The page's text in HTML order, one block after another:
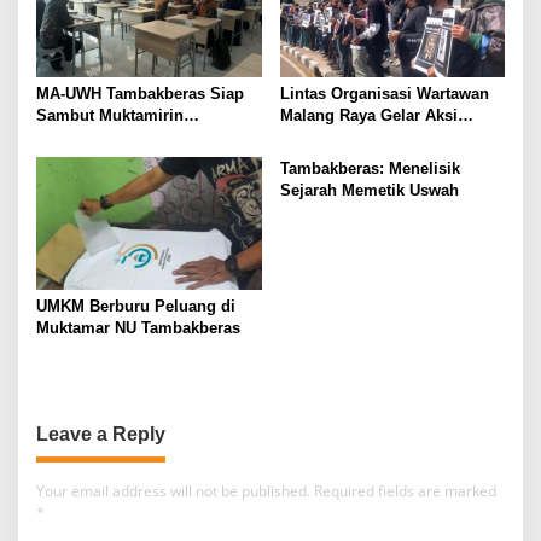
MA-UWH Tambakberas Siap
Sambut Muktamirin
Lintas Organisasi Wartawan
Malang Raya Gelar Aksi
Ireng”
UMKM Berburu Peluang di
Muktamar NU Tambakberas
Tambakberas: Menelisik
Sejarah Memetik Uswah
Leave a Reply
Your email address will not be published. Required fields are marked
*